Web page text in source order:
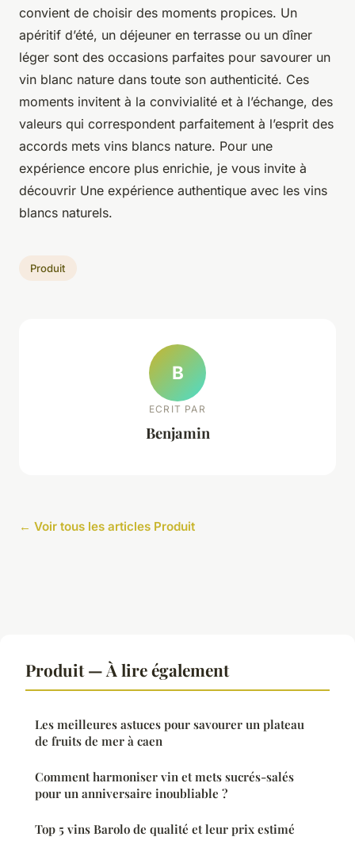
convient de choisir des moments propices. Un
apéritif d’été, un déjeuner en terrasse ou un dîner
léger sont des occasions parfaites pour savourer un
vin blanc nature dans toute son authenticité. Ces
moments invitent à la convivialité et à l’échange, des
valeurs qui correspondent parfaitement à l’esprit des
accords mets vins blancs nature. Pour une
expérience encore plus enrichie, je vous invite à
découvrir Une expérience authentique avec les vins
blancs naturels.
Produit
B
ECRIT PAR
Benjamin
← Voir tous les articles Produit
Produit — À lire également
Les meilleures astuces pour savourer un plateau
de fruits de mer à caen
Comment harmoniser vin et mets sucrés-salés
pour un anniversaire inoubliable ?
Top 5 vins Barolo de qualité et leur prix estimé